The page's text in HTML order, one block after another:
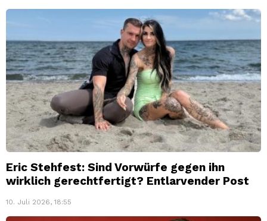
Eric Stehfest: Sind Vorwürfe gegen ihn
wirklich gerechtfertigt? Entlarvender Post
10. Juli 2026, 18:55